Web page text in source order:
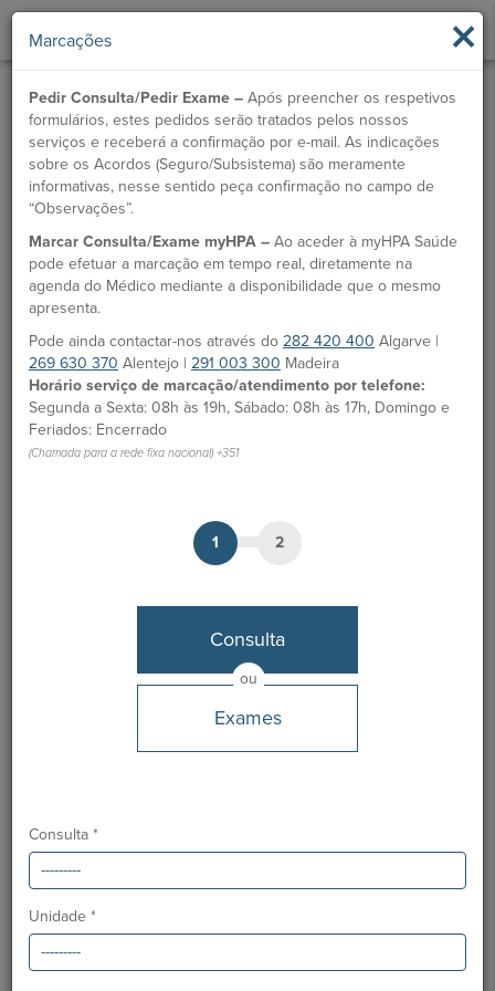
×
Marcações
Pedir Consulta/Pedir Exame – Após preencher os respetivos
formulários, estes pedidos serão tratados pelos nossos
serviços e receberá a confirmação por e-mail. As indicações
sobre os Acordos (Seguro/Subsistema) são meramente
informativas, nesse sentido peça confirmação no campo de
“Observações”.
Marcar Consulta/Exame myHPA – Ao aceder à myHPA Saúde
pode efetuar a marcação em tempo real, diretamente na
agenda do Médico mediante a disponibilidade que o mesmo
apresenta.
Pode ainda contactar-nos através do 282 420 400 Algarve |
269 630 370 Alentejo | 291 003 300 Madeira
Horário serviço de marcação/atendimento por telefone:
Segunda a Sexta: 08h às 19h, Sábado: 08h às 17h, Domingo e
Feriados: Encerrado
(Chamada para a rede fixa nacional) +351
1 2
ou
Consulta
Exames
Consulta *
Unidade *
Dr.ª Marisol Anselmo
MARCAÇÃO
Hospital CUF Faro
Desde
Maio 2014
Ordem dos Médicos: